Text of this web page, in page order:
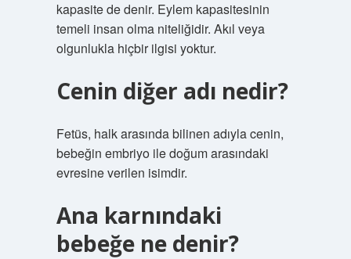
kapasite de denir. Eylem kapasitesinin
temeli insan olma niteliğidir. Akıl veya
olgunlukla hiçbir ilgisi yoktur.
Cenin diğer adı nedir?
Fetüs, halk arasında bilinen adıyla cenin,
bebeğin embriyo ile doğum arasındaki
evresine verilen isimdir.
Ana karnındaki
bebeğe ne denir?